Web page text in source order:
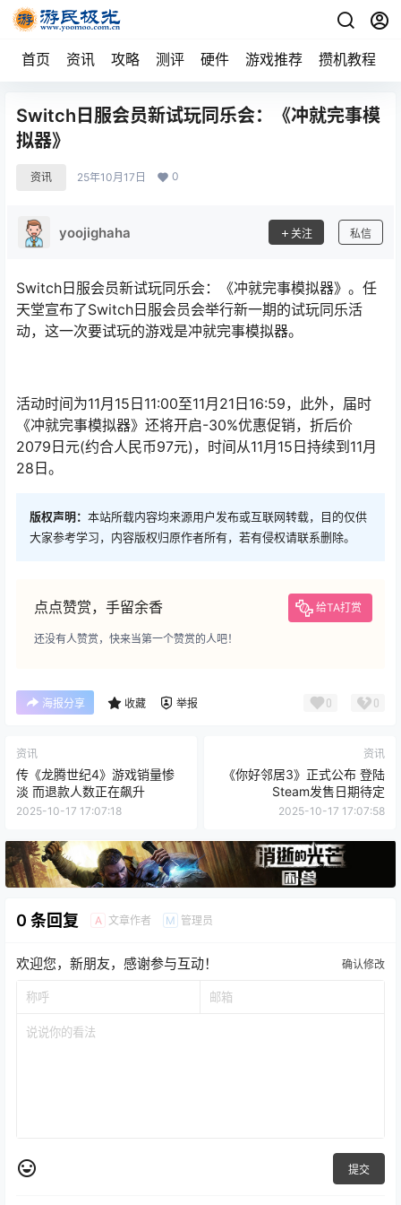
首页 资讯 攻略 测评 硬件 游戏推荐 攒机教程
Switch日服会员新试玩同乐会：《冲就完事模
拟器》
资讯 25年10月17日 0
yoojighaha 关注 私信
Switch日服会员新试玩同乐会：《冲就完事模拟器》。任
天堂宣布了Switch日服会员会举行新一期的试玩同乐活
动，这一次要试玩的游戏是冲就完事模拟器。
活动时间为11月15日11:00至11月21日16:59，此外，届时
《冲就完事模拟器》还将开启-30%优惠促销，折后价
2079日元(约合人民币97元)，时间从11月15日持续到11月
28日。
版权声明： 本站所载内容均来源用户发布或互联网转载，目的仅供
大家参考学习，内容版权归原作者所有，若有侵权请联系删除。
点点赞赏，手留余香 给TA打赏
还没有人赞赏，快来当第一个赞赏的人吧！
海报分享 收藏 举报 0 0
资讯
传《龙腾世纪4》游戏销量惨
淡 而退款人数正在飙升
2025-10-17 17:07:18
资讯
《你好邻居3》正式公布 登陆
Steam发售日期待定
2025-10-17 17:07:58
0 条回复 A 文章作者 M 管理员
欢迎您，新朋友，感谢参与互动！ 确认修改
提交